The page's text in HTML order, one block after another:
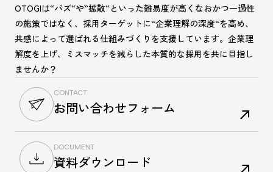
OTOGIは“バズ“や”拡散“といった難易度が高くなおかつ一過性
の施策ではなく、採用ターゲットに“企業理解の深度“を高め、
共感によって選ばれる仕組みづくりを支援しています。企業理
解度を上げ、ミスマッチを減らした本質的な採用を共に目指し
ませんか？
CONTACT
お問い合わせフォーム
DOCUMENT
資料ダウンロード